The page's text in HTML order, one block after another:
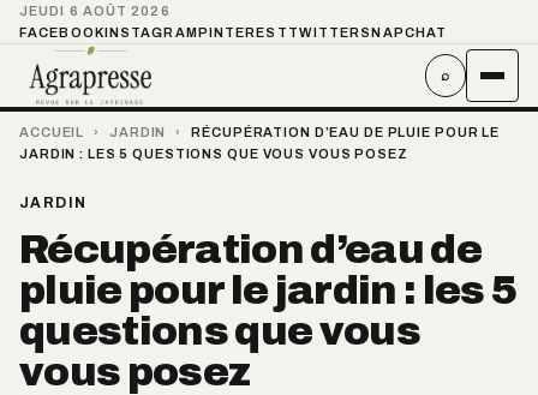
JEUDI 6 AOÛT 2026
FACEBOOKINSTAGRAMPINTEREST TWITTER SNAPCHAT
⌕
ACCUEIL › JARDIN ›
RÉCUPÉRATION D’EAU DE PLUIE POUR LE
JARDIN : LES 5 QUESTIONS QUE VOUS VOUS POSEZ
JARDIN
Récupération d’eau de
pluie pour le jardin : les 5
questions que vous
vous posez